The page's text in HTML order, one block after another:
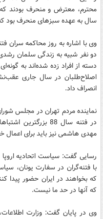
محترم، معترض و منحرف بودند
سال به عهده سبز‌های منحرف بود که
دو نفر شبیه به زندگی سلمان
دسته از افراد زده شده‌اند به
اصلاح‌طلبان در سال جاری
انصراف داد.
نماینده مردم تهران در مجلس
در فتنه سال 88
مهدی هاشمی نیز باید برای
رسایی گفت: سیاست اتحادیه اروپا
با فتنه‌گران در سفارت یونان،
که بخواهند در ایران حضور پیدا
که آنها در حد ما نیست.
وی در پایان گفت: وزارت